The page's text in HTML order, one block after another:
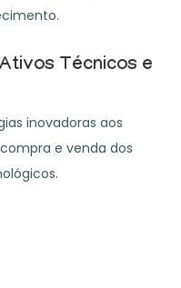
Técnicos e
inovadoras aos
e venda dos